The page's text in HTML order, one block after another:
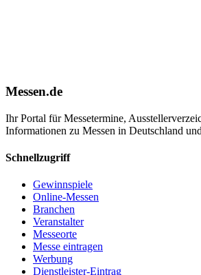
Messen.de
Ihr Portal für Messetermine,
Informationen zu Messen in Deutschland
Schnellzugriff
Gewinnspiele
Online-Messen
Branchen
Veranstalter
Messeorte
Messe eintragen
Werbung
Dienstleister-Eintrag